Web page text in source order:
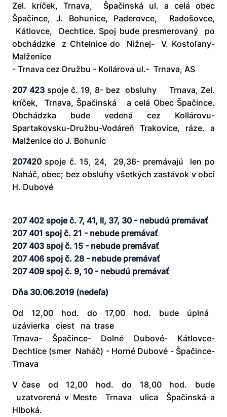
Zel. kríček, Trnava, Špačinská ul. a celá obec
Špačince, J. Bohunice, Paderovce, Radošovce,
Kátlovce, Dechtice. Spoj bude presmerovaný po
obchádzke z Chtelnice do Nižnej- V. Kostoľany-
Malženice
- Trnava cez Družbu - Kollárova ul.- Trnava, AS
207 423 spoje č. 19, 8- bez obsluhy Trnava, Zel.
kríček, Trnava, Špačinská a celá Obec Špačince.
Obchádzka bude vedená cez Kollárovu-
Spartakovsku-Družbu-Vodáreň­ Trakovice, ráze. a
Malženice do J. Bohuníc
207420 spoje č. 15, 24, 29,36- premávajú len po
Naháč, obec; bez obsluhy všetkých zastávok v obci
H. Dubové
207 402 spoje č. 7, 41, ll, 37, 30 - nebudú premávať
207 401 spoj č. 21 - nebude premávať
207 403 spoj č. 15 - nebude premávať
207 406 spoj č. 28 - nebude premávať
207 409 spoj č. 9, 10 - nebudú premávať
Dňa 30.06.2019 (nedeľa)
Od 12,00 hod. do 17,00 hod. bude úplná
uzávierka ciest na trase
Trnava- Špačince- Dolné Dubové- Kátlovce-
Dechtice (smer Naháč) - Horné Dubové - Špačince-
Trnava
V čase od 12,00 hod. do 18,00 hod. bude
uzatvorená v Meste Trnava ulica Špačinská a
Hlboká.